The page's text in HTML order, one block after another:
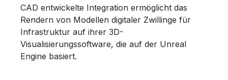
I
CAD entwickelte Integration ermöglicht das
Rendern von Modellen digitaler Zwillinge für
Infrastruktur auf ihrer 3D-
Visualisierungssoftware, die auf der Unreal
Engine basiert.